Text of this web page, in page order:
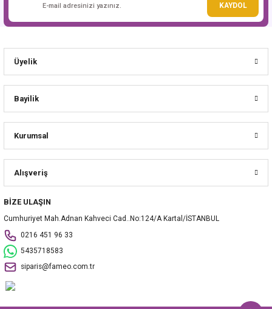
KAYDOL
Üyelik
Bayilik
Kurumsal
Alışveriş
BİZE ULAŞIN
Cumhuriyet Mah.Adnan Kahveci Cad..No:124/A Kartal/İSTANBUL
0216 451 96 33
5435718583
siparis@fameo.com.tr